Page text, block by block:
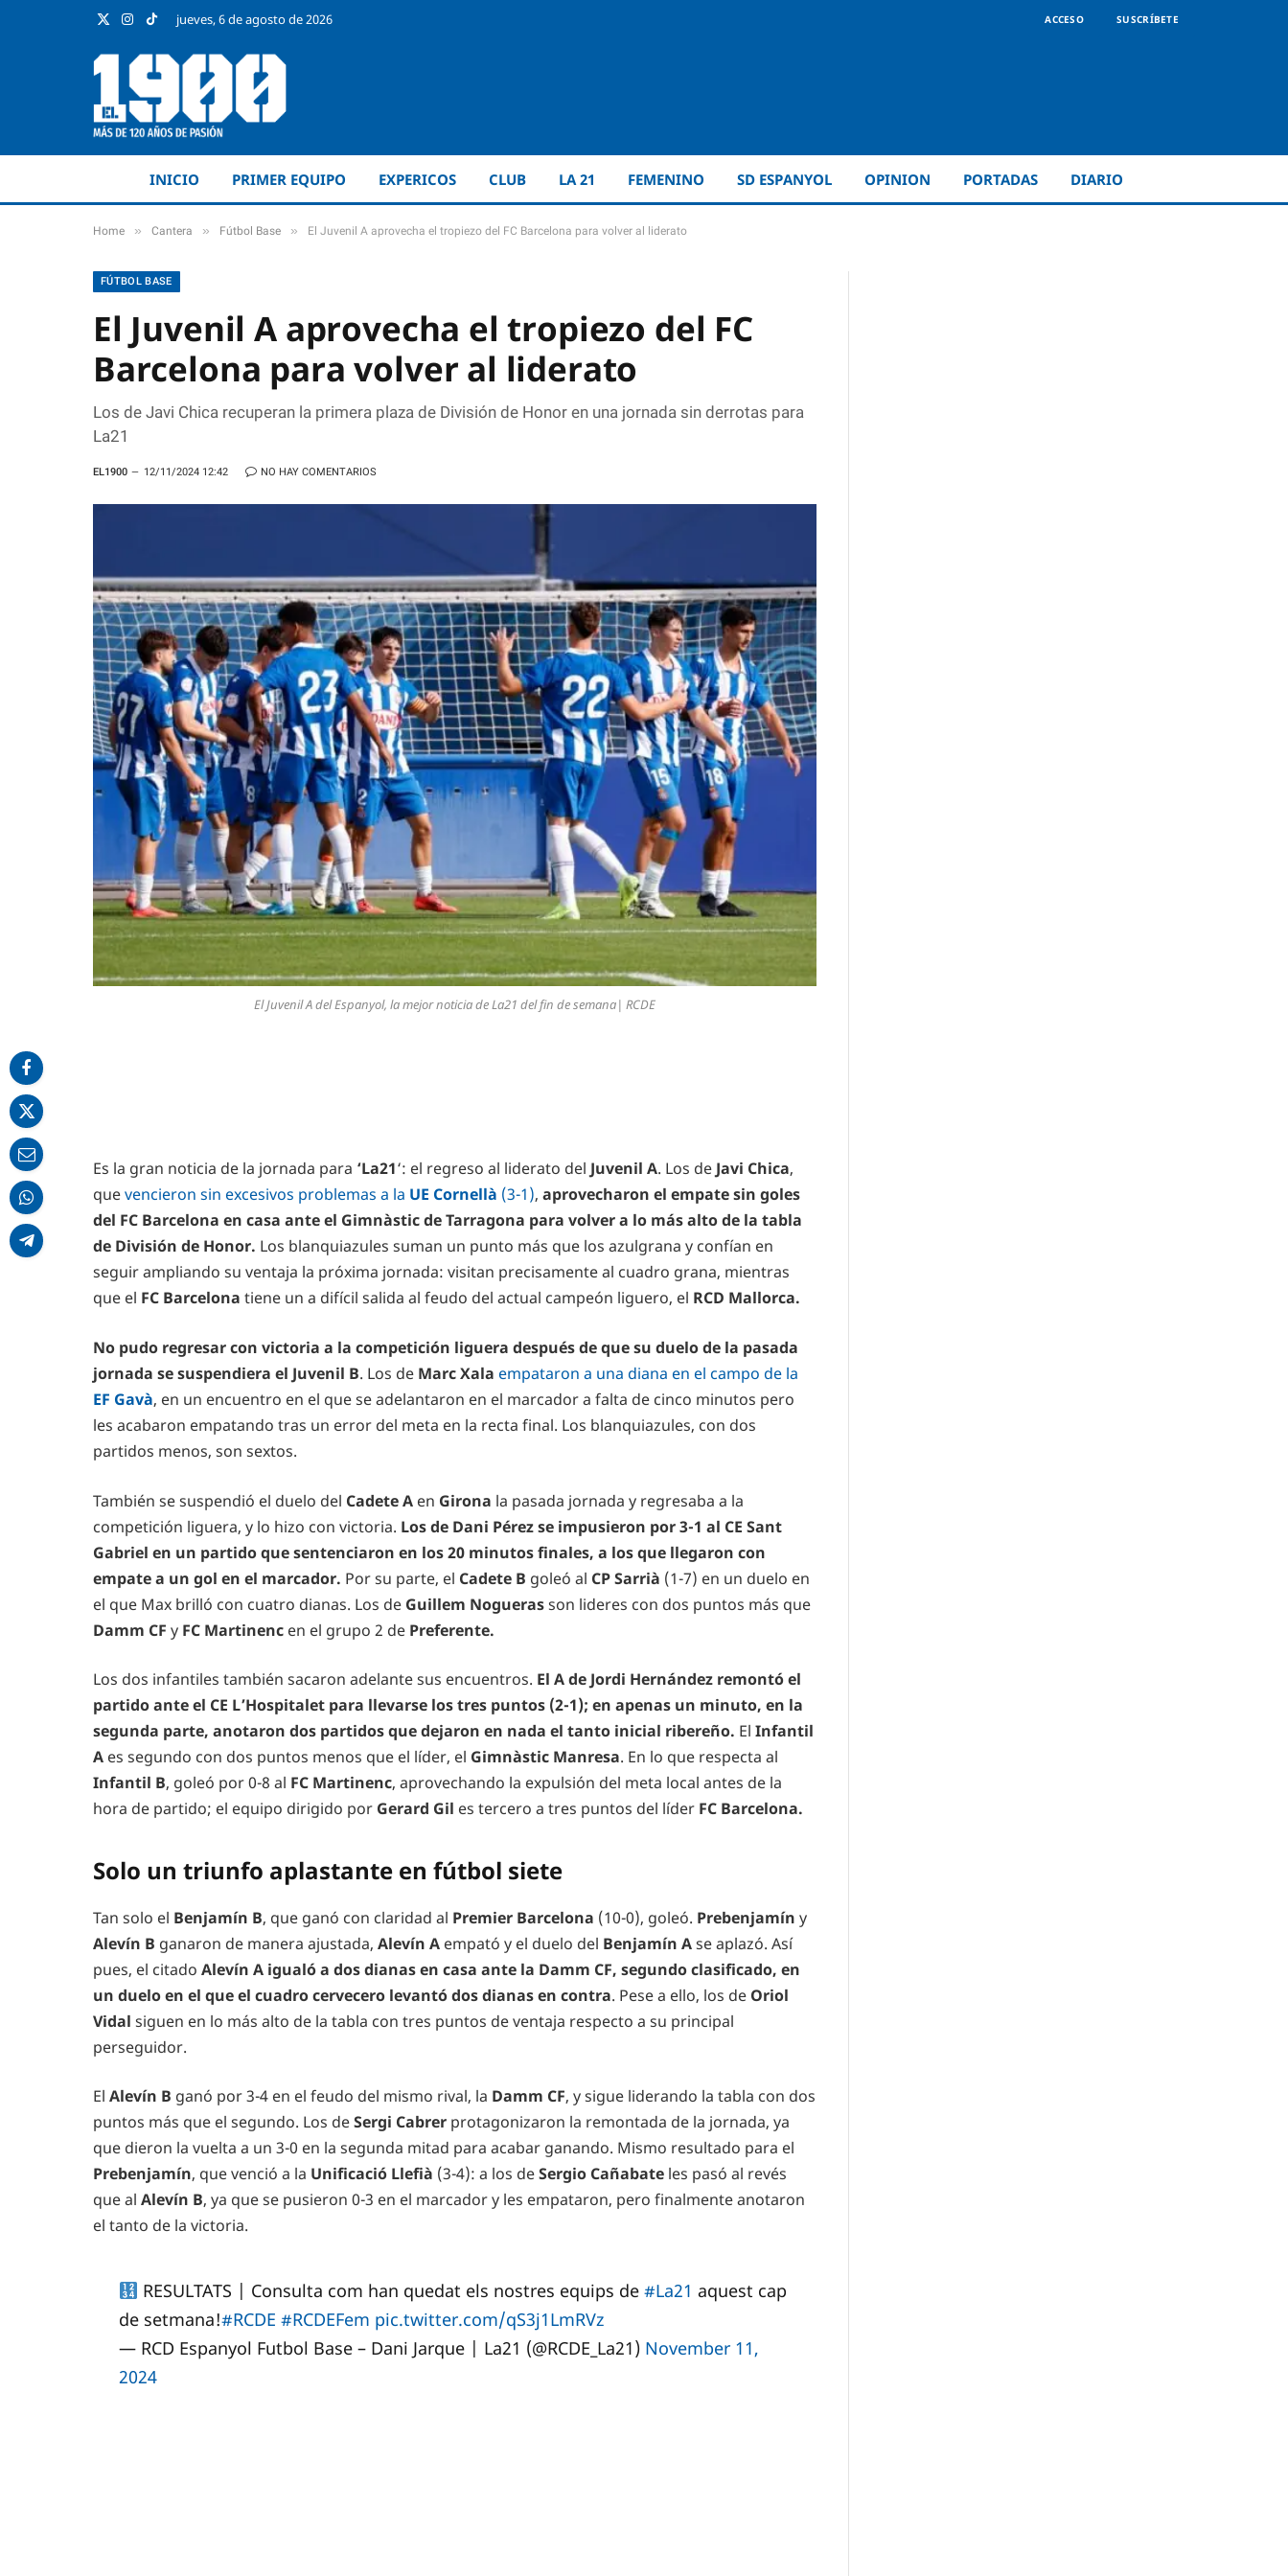
X
Instagram
TikTokjueves, 6 de agosto de 2026 ACCESO SUSCRÍBETE
INICIO PRIMER EQUIPO EXPERICOS CLUB LA 21 FEMENINO SD ESPANYOL OPINION PORTADAS DIARIO
Home » Cantera » Fútbol Base » El Juvenil A aprovecha el tropiezo del FC Barcelona para volver al liderato
FÚTBOL BASE
El Juvenil A aprovecha el tropiezo del FC
Barcelona para volver al liderato
Los de Javi Chica recuperan la primera plaza de División de Honor en una jornada sin derrotas para
La21
EL1900 12/11/2024 12:42 NO HAY COMENTARIOS
El Juvenil A del Espanyol, la mejor noticia de La21 del fin de semana| RCDE
Es la gran noticia de la jornada para ‘La21‘: el regreso al liderato del Juvenil A. Los de Javi Chica,
quevencieron sin excesivos problemas a la UE Cornellà (3-1), aprovecharon el empate sin goles
del FC Barcelona en casa ante el Gimnàstic de Tarragona para volver a lo más alto de la tabla
de División de Honor. Los blanquiazules suman un punto más que los azulgrana y confían en
seguir ampliando su ventaja la próxima jornada: visitan precisamente al cuadro grana, mientras
que el FC Barcelona tiene un a difícil salida al feudo del actual campeón liguero, el RCD Mallorca.
No pudo regresar con victoria a la competición liguera después de que su duelo de la pasada
jornada se suspendiera el Juvenil B. Los de Marc Xala empataron a una diana en el campo de la
EF Gavà, en un encuentro en el que se adelantaron en el marcador a falta de cinco minutos pero
les acabaron empatando tras un error del meta en la recta final. Los blanquiazules, con dos
partidos menos, son sextos.
También se suspendió el duelo del Cadete A en Girona la pasada jornada y regresaba a la
competición liguera, y lo hizo con victoria. Los de Dani Pérez se impusieron por 3-1 al CE Sant
Gabriel en un partido que sentenciaron en los 20 minutos finales, a los que llegaron con
empate a un gol en el marcador. Por su parte, el Cadete B goleó al CP Sarrià (1-7) en un duelo en
el que Max brilló con cuatro dianas. Los de Guillem Noguerasson lideres con dos puntos más que
Damm CF y FC Martinenc en el grupo 2 de Preferente.
Los dos infantiles también sacaron adelante sus encuentros. El A de Jordi Hernández remontó el
partido ante el CE L’Hospitalet para llevarse los tres puntos (2-1); en apenas un minuto, en la
segunda parte, anotaron dos partidos que dejaron en nada el tanto inicial ribereño. El Infantil
A es segundo con dos puntos menos que el líder, el Gimnàstic Manresa. En lo que respecta al
Infantil B, goleó por 0-8 al FC Martinenc, aprovechando la expulsión del meta local antes de la
hora de partido; el equipo dirigido por Gerard Gil es tercero a tres puntos del líder FC Barcelona.
Solo un triunfo aplastante en fútbol siete
Tan solo el Benjamín B, que ganó con claridad al Premier Barcelona (10-0), goleó. Prebenjamín y
Alevín B ganaron de manera ajustada, Alevín A empató y el duelo del Benjamín Ase aplazó. Así
pues, el citado Alevín A igualó a dos dianas en casa ante la Damm CF, segundo clasificado, en
un duelo en el que el cuadro cervecero levantó dos dianas en contra. Pese a ello, los de Oriol
Vidal siguen en lo más alto de la tabla con tres puntos de ventaja respecto a su principal
perseguidor.
El Alevín B ganó por 3-4 en el feudo del mismo rival, la Damm CF, y sigue liderando la tabla con dos
puntos más que el segundo. Los deSergi Cabrer protagonizaron la remontada de la jornada, ya
que dieron la vuelta a un 3-0 en la segunda mitad para acabar ganando. Mismo resultado para el
Prebenjamín, que venció a la Unificació Llefià (3-4): a los deSergio Cañabate les pasó al revés
que al Alevín B, ya que se pusieron 0-3 en el marcador y les empataron, pero finalmente anotaron
el tanto de la victoria.
RESULTATS | Consulta com han quedat els nostres equips de#La21 aquest cap
de setmana!#RCDE #RCDEFem pic.twitter.com/qS3j1LmRVz
— RCD Espanyol Futbol Base – Dani Jarque | La21 (@RCDE_La21) November 11,
2024